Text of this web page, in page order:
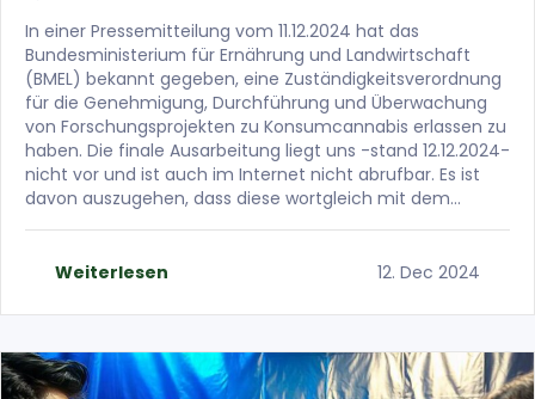
In einer Pressemitteilung vom 11.12.2024 hat das
Bundesministerium für Ernährung und Landwirtschaft
(BMEL) bekannt gegeben, eine Zuständigkeitsverordnung
für die Genehmigung, Durchführung und Überwachung
von Forschungsprojekten zu Konsumcannabis erlassen zu
haben. Die finale Ausarbeitung liegt uns -stand 12.12.2024-
nicht vor und ist auch im Internet nicht abrufbar. Es ist
davon auszugehen, dass diese wortgleich mit dem…
Weiterlesen 12. Dec 2024